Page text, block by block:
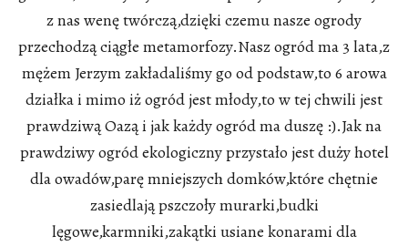
z nas wenę twórczą,dzięki czemu nasze ogrody
przechodzą ciągłe metamorfozy.Nasz ogród ma 3 lata,z
mężem Jerzym zakładaliśmy go od podstaw,to 6 arowa
działka i mimo iż ogród jest młody,to w tej chwili jest
prawdziwą Oazą i jak każdy ogród ma duszę :).Jak na
prawdziwy ogród ekologiczny przystało jest duży hotel
dla owadów,parę mniejszych domków,które chętnie
zasiedlają pszczoły murarki,budki
lęgowe,karmniki,zakątki usiane konarami dla